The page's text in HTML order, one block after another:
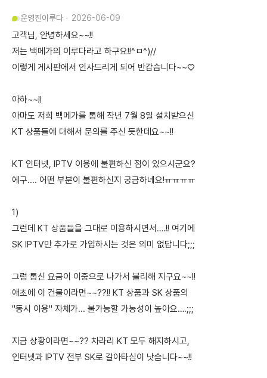
운영진이루다 2026-06-09
고객님, 안녕하세요~~!!
저는 백메가의 이루다라고 하구요!!^ㅁ^)//
이렇게 게시판에서 인사드리게 되어 반갑습니다~~♡
아하~~!!
아마도 저희 백메가를 통해 작년 7월 8일 설치받으신
KT 상품들에 대해서 문의를 주신 듯한데요~~!!
KT 인터넷, IPTV 이용에 불편하신 점이 있으시군요?
에구.... 어떤 부분이 불편하신지 궁금하네요!ㅠㅠㅠㅠ
1)
그런데 KT 상품들을 그대로 이용하시면서….!! 여기에
SK IPTV만 추가로 가입하시는 것은 의미 없답니다;;;
그럼 통신 요금이 이중으로 나가서 불리해 지구요~~!!
애초에 이 건물이라면~~??!! KT 상품과 SK 상품의
"동시 이용" 자체가... 불가능할 가능성이 높아요….;;;
지금 상황이라면~~?? 차라리 KT 모두 해지하시고,
인터넷과 IPTV 전부 SK로 갈아타심이 낫습니다~~!!